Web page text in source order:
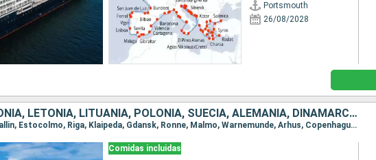
Portsmouth
26/08/2028
FINLANDIA, ESTONIA, LETONIA, LITUANIA, POLONIA, SUECIA, ALEMANIA, DINAMARCA, NORUEGA, REINO UNIDO, IRLANDA, ESPAÑA, PORTUGAL, FRANCIA, MONACO, MALTA, ALBANIA, MONTENEGRO, ITALIA, CROACIA, GRECIA
Itinerario : Helsinki, Tallin, Estocolmo, Riga, Klaipeda, Gdansk, Ronne, Malmo, Warnemunde, Arhus, Copenhague, Arendal, Honfleur, Southampton, Citera, Invergordon, Stornoway, Glasgow, Belfast, Dun Laoghaire, Holyhead, Cork, Falmouth, Le Havre, La Rochelle, Pauillac, Biarritz, Bilbao, Gijón, La Coruña, Oporto, Lisboa, Motril, Alicante, Mahon, Barcelona, Sete, Toulon, Monaco Monte-Carlo, Cinqueterre , Pisa/Florencia (Livorno), Piombino, Bastia, Olbia, Civitavecchia - Roma, Salerno, Messine, La Valetta, Argostoli, Saranda, Kotor, Dubrovnik, Zadar, Venecia, Rijeka, Split, Zakinthos, Githion, Heraklion, Rodas, Mykonos, El Pireo Atenas
Comidas incluidas